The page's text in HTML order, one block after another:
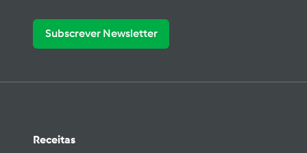
Subscrever Newsletter
Receitas